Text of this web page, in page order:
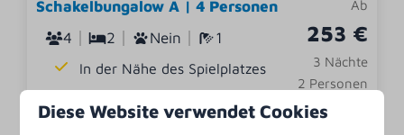
Ab
253 €
3 Nächte
2 Personen
Schakelbungalow A | 4 Personen
4
2 Nein 1
In der Nähe des Spielplatzes
Diese Website verwendet Cookies